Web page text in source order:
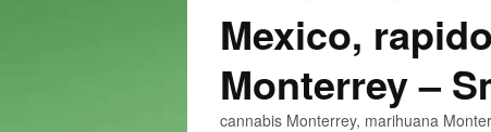
Mexico,
Monterrey –
cannabis Monterrey, marihuana